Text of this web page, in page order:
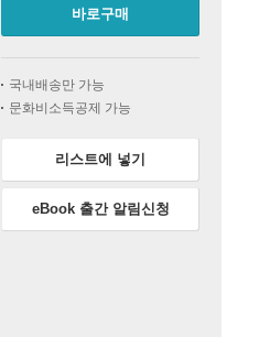
바로구매
국내배송만 가능
문화비소득공제 가능
리스트에 넣기
eBook 출간 알림신청